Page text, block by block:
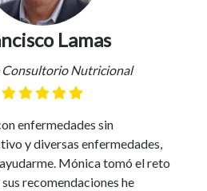
Lamas
Consultorio Nutricional
enfermedades sin
y diversas enfermedades,
Mónica tomó el reto
recomendaciones he